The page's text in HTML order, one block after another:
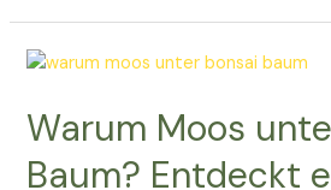
Wunden
Bonsais
solltet
Warum Moos
Baum? Entdeckt